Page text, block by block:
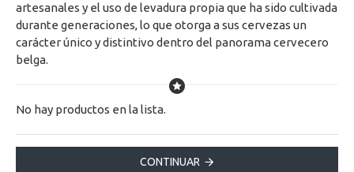
artesanales y el uso de levadura propia que ha sido cultivada
durante generaciones, lo que otorga a sus cervezas un
carácter único y distintivo dentro del panorama cervecero
belga.
No hay productos en la lista.
CONTINUAR